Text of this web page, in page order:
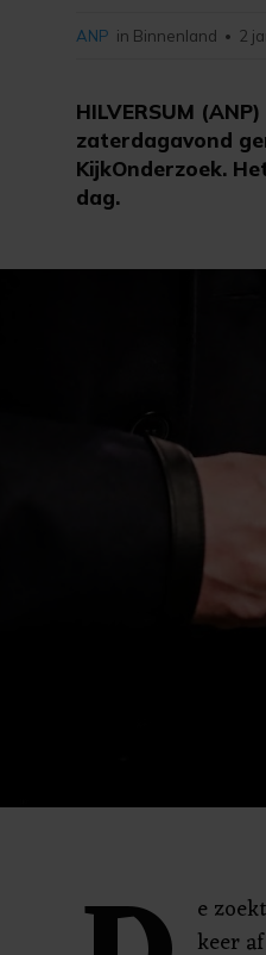
HILVERSUM
zaterdagavond
KijkOnderzoek.
dag.
ANP in Binnenland • 2
e
keer